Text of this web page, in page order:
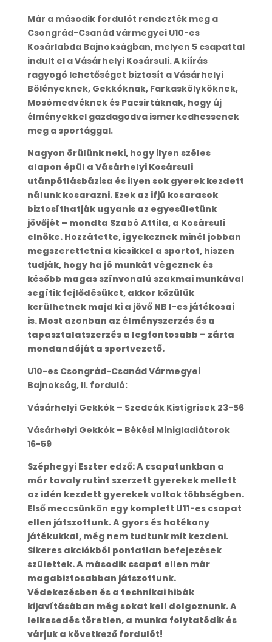
Már a második fordulót rendezték meg a
Csongrád-Csanád vármegyei U10-es
Kosárlabda Bajnokságban, melyen 5 csapattal
indult el a Vásárhelyi Kosársuli. A kiírás
ragyogó lehetőséget biztosít a Vásárhelyi
Bölényeknek, Gekkóknak, Farkaskölyköknek,
Mosómedvéknek és Pacsirtáknak, hogy új
élményekkel gazdagodva ismerkedhessenek
meg a sportággal.
Nagyon örülünk neki, hogy ilyen széles
alapon épül a Vásárhelyi Kosársuli
utánpótlásbázisa és ilyen sok gyerek kezdett
nálunk kosarazni. Ezek az ifjú kosarasok
biztosíthatják ugyanis az egyesületünk
jövőjét – mondta Szabó Attila, a Kosársuli
elnöke. Hozzátette, igyekeznek minél jobban
megszerettetni a kicsikkel a sportot, hiszen
tudják, hogy ha jó munkát végeznek és
később magas színvonalú szakmai munkával
segítik fejlődésüket, akkor közülük
kerülhetnek majd ki a jövő NB I-es játékosai
is. Most azonban az élményszerzés és a
tapasztalatszerzés a legfontosabb – zárta
mondandóját a sportvezető.
U10-es Csongrád-Csanád Vármegyei
Bajnokság, II. forduló:
Vásárhelyi Gekkók – Szedeák Kistigrisek 23-56
Vásárhelyi Gekkók – Békési Minigladiátorok
16-59
Széphegyi Eszter edző: A csapatunkban a
már tavaly rutint szerzett gyerekek mellett
az idén kezdett gyerekek voltak többségben.
Első meccsünkön egy komplett U11-es csapat
ellen játszottunk. A gyors és hatékony
játékukkal, még nem tudtunk mit kezdeni.
Sikeres akciókból pontatlan befejezések
születtek. A második csapat ellen már
magabiztosabban játszottunk.
Védekezésben és a technikai hibák
kijavításában még sokat kell dolgoznunk. A
lelkesedés töretlen, a munka folytatódik és
várjuk a következő fordulót!